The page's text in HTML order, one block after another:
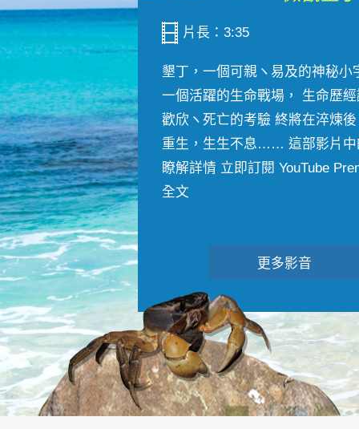
片長：3:35
墾丁，一個可親ヽ易及的神秘小
一個活躍的生命戰場， 生命歷
歡欣ヽ死亡的考驗 終將在淬煉
重生，生生不息…… 這部影片中
瞭解詳情 立即訂閱 YouTube
全文
更多影音